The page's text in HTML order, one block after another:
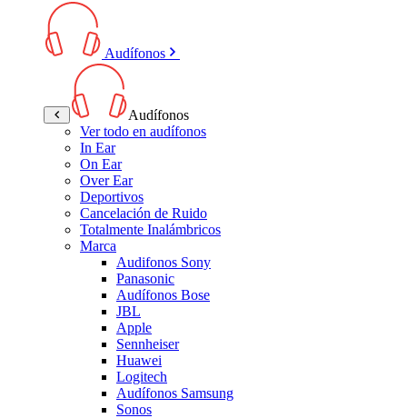
Audífonos
Audífonos
Ver todo en audífonos
In Ear
On Ear
Over Ear
Deportivos
Cancelación de Ruido
Totalmente Inalámbricos
Marca
Audifonos Sony
Panasonic
Audífonos Bose
JBL
Apple
Sennheiser
Huawei
Logitech
Audífonos Samsung
Sonos